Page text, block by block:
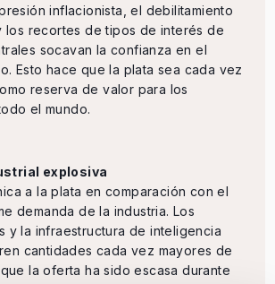
inflacionista, el debilitamiento
los recortes de tipos de interés de
socavan la confianza en el
Esto hace que la plata sea cada vez
reserva de valor para los
el mundo.
explosiva
a la plata en comparación con el
demanda de la industria. Los
y la infraestructura de inteligencia
cantidades cada vez mayores de
la oferta ha sido escasa durante